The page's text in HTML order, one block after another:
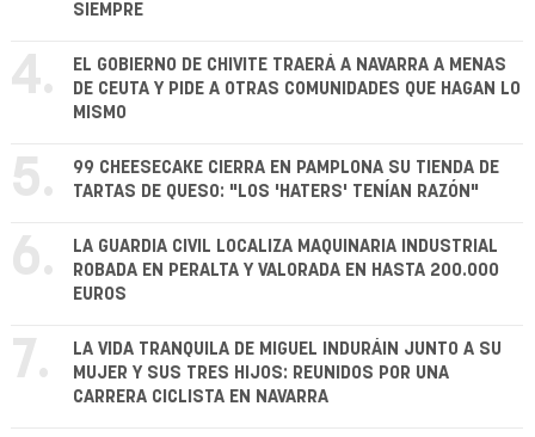
SIEMPRE
4.
EL GOBIERNO DE CHIVITE TRAERÁ A NAVARRA A MENAS
DE CEUTA Y PIDE A OTRAS COMUNIDADES QUE HAGAN LO
MISMO
5.
99 CHEESECAKE CIERRA EN PAMPLONA SU TIENDA DE
TARTAS DE QUESO: "LOS 'HATERS' TENÍAN RAZÓN"
6.
LA GUARDIA CIVIL LOCALIZA MAQUINARIA INDUSTRIAL
ROBADA EN PERALTA Y VALORADA EN HASTA 200.000
EUROS
7.
LA VIDA TRANQUILA DE MIGUEL INDURÁIN JUNTO A SU
MUJER Y SUS TRES HIJOS: REUNIDOS POR UNA
CARRERA CICLISTA EN NAVARRA